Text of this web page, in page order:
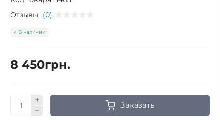
Отзывы: (0)
В наличии
8 450грн.
Заказать